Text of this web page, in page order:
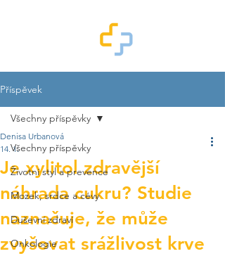
Příspěvek
Všechny příspěvky
Životní styl a prevence
Mozek, srdce a cévy
Duševní zdraví
Onkologie
Všechny příspěvky
Je xylitol zdravější
náhrada cukru? Studie
naznačuje, že může
zvyšovat srážlivost krve
Denisa Urbanová
14. 1.